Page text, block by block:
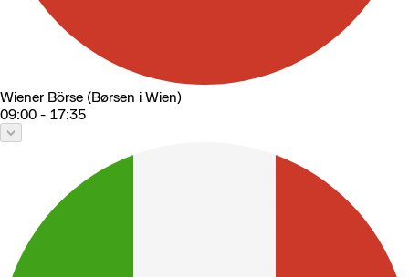
Wiener Börse (Børsen i Wien)
09:00 - 17:35